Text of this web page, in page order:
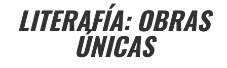
LITERAFÍA: OBRAS
ÚNICAS